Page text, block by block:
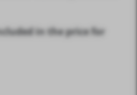
in the price for